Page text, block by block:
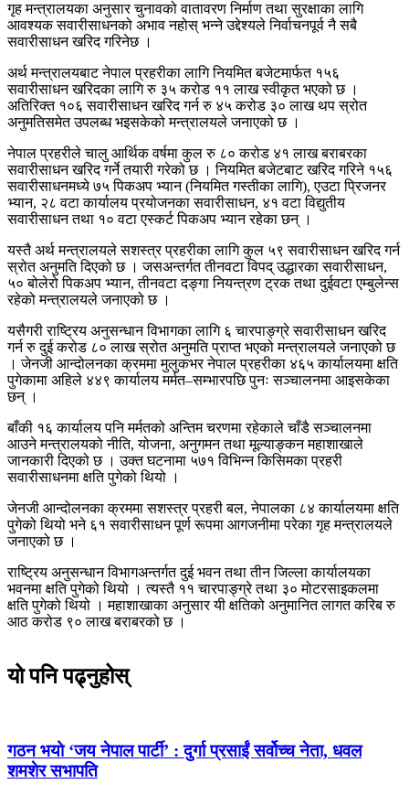
गृह मन्त्रालयका अनुसार चुनावको वातावरण निर्माण तथा सुरक्षाका लागि
आवश्यक सवारीसाधनको अभाव नहोस् भन्ने उद्देश्यले निर्वाचनपूर्व नै सबै
सवारीसाधन खरिद गरिनेछ ।
अर्थ मन्त्रालयबाट नेपाल प्रहरीका लागि नियमित बजेटमार्फत १५६
सवारीसाधन खरिदका लागि रु ३५ करोड ११ लाख स्वीकृत भएको छ ।
अतिरिक्त १०६ सवारीसाधन खरिद गर्न रु ४५ करोड ३० लाख थप स्रोत
अनुमतिसमेत उपलब्ध भइसकेको मन्त्रालयले जनाएको छ ।
नेपाल प्रहरीले चालु आर्थिक वर्षमा कुल रु ८० करोड ४१ लाख बराबरका
सवारीसाधन खरिद गर्ने तयारी गरेको छ । नियमित बजेटबाट खरिद गरिने १५६
सवारीसाधनमध्ये ७५ पिकअप भ्यान (नियमित गस्तीका लागि), एउटा प्रिजनर
भ्यान, २८ वटा कार्यालय प्रयोजनका सवारीसाधन, ४१ वटा विद्युतीय
सवारीसाधन तथा १० वटा एस्कर्ट पिकअप भ्यान रहेका छन् ।
यस्तै अर्थ मन्त्रालयले सशस्त्र प्रहरीका लागि कुल ५९ सवारीसाधन खरिद गर्न
स्रोत अनुमति दिएको छ । जसअन्तर्गत तीनवटा विपद् उद्धारका सवारीसाधन,
५० बोलेरो पिकअप भ्यान, तीनवटा दङ्गा नियन्त्रण ट्रक तथा दुईवटा एम्बुलेन्स
रहेको मन्त्रालयले जनाएको छ ।
यसैगरी राष्ट्रिय अनुसन्धान विभागका लागि ६ चारपाङ्ग्रे सवारीसाधन खरिद
गर्न रु दुई करोड ८० लाख स्रोत अनुमति प्राप्त भएको मन्त्रालयले जनाएको छ
। जेनजी आन्दोलनका क्रममा मुलुकभर नेपाल प्रहरीका ४६५ कार्यालयमा क्षति
पुगेकामा अहिले ४४९ कार्यालय मर्मत–सम्भारपछि पुनः सञ्चालनमा आइसकेका
छन् ।
बाँकी १६ कार्यालय पनि मर्मतको अन्तिम चरणमा रहेकाले चाँडै सञ्चालनमा
आउने मन्त्रालयको नीति, योजना, अनुगमन तथा मूल्याङ्कन महाशाखाले
जानकारी दिएको छ । उक्त घटनामा ५७१ विभिन्न किसिमका प्रहरी
सवारीसाधनमा क्षति पुगेको थियो ।
जेनजी आन्दोलनका क्रममा सशस्त्र प्रहरी बल, नेपालका ८४ कार्यालयमा क्षति
पुगेको थियो भने ६१ सवारीसाधन पूर्ण रूपमा आगजनीमा परेका गृह मन्त्रालयले
जनाएको छ ।
राष्ट्रिय अनुसन्धान विभागअन्तर्गत दुई भवन तथा तीन जिल्ला कार्यालयका
भवनमा क्षति पुगेको थियो । त्यस्तै ११ चारपाङ्ग्रे तथा ३० मोटरसाइकलमा
क्षति पुगेको थियो । महाशाखाका अनुसार यी क्षतिको अनुमानित लागत करिब रु
आठ करोड ९० लाख बराबरको छ ।
यो पनि पढ्नुहोस्
गठन भयो ‘जय नेपाल पार्टी’ : दुर्गा प्रसाईं सर्वोच्च नेता, धवल
शमशेर सभापति